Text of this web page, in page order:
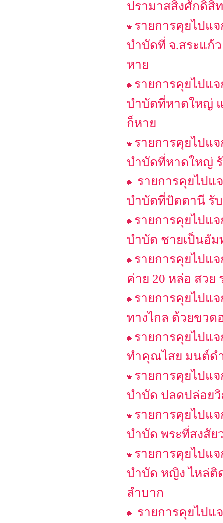
ปรามาสสิ่งศักดิ์สิ
รายการคุยไปแ
บำบัดที่ จ.สระแก้
หาย
รายการคุยไปแ
บำบัดที่หาดใหญ่ แ
ก็หาย
รายการคุยไปแ
บำบัดที่หาดใหญ่
รายการคุยไปแ
บำบัดที่ปัตตานี รั
รายการคุยไปแจ
บำบัด ชายเป็นอั
รายการคุยไปแจ
ค่าย 20 หล่อ สวย
รายการคุยไปแจ
ทางไกล ด้วยขว
รายการคุยไปแ
ทำคุณไสย มนต์ดำ
รายการคุยไปแ
บำบัด ปลดปล่อย
รายการคุยไปแ
บำบัด พระที่สงสั
รายการคุยไปแ
บำบัด หญิง ไหล่ติ
ลำบาก
รายการคุยไปแ